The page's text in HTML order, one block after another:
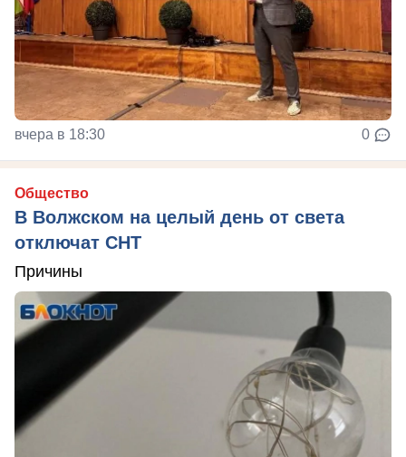
вчера в 18:30 0
Общество
В Волжском на целый день от света
отключат СНТ
Причины